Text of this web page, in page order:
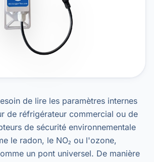
de lire les paramètres internes
de réfrigérateur commercial ou de
de sécurité environnementale
le radon, le NO₂ ou l'ozone,
un pont universel. De manière